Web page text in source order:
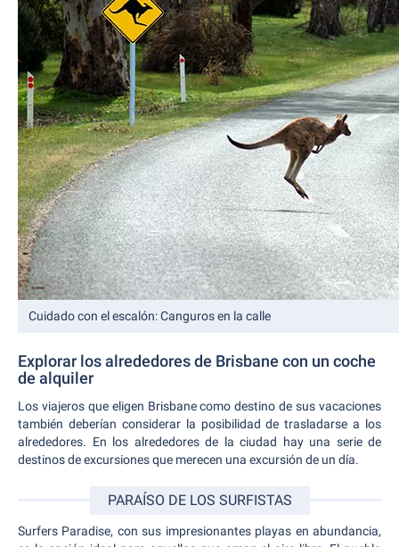
Cuidado con el escalón: Canguros en la calle
Explorar los alrededores de Brisbane con un coche
de alquiler
Los viajeros que eligen Brisbane como destino de sus vacaciones
también deberían considerar la posibilidad de trasladarse a los
alrededores. En los alrededores de la ciudad hay una serie de
destinos de excursiones que merecen una excursión de un día.
PARAÍSO DE LOS SURFISTAS
Surfers Paradise, con sus impresionantes playas en abundancia,